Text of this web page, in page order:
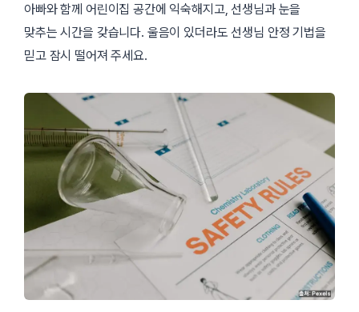
아빠와 함께 어린이집 공간에 익숙해지고, 선생님과 눈을
맞추는 시간을 갖습니다. 울음이 있더라도 선생님 안정 기법을
믿고 잠시 떨어져 주세요.